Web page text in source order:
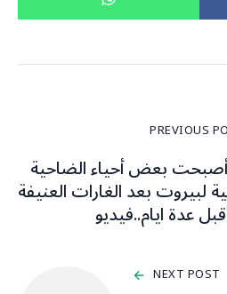
PREVIOUS
بعض أحياء الضاحية
لبيروت بعد الغارات العنيفة
عدة ايام..فيديو
NEXT POST